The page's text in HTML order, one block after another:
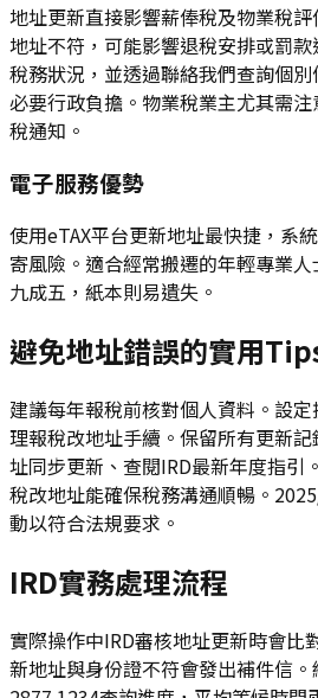
地址更新直接影響薪俸稅及物業稅
地址不符，可能影響退稅安排或罰
稅務狀況，並透過聯絡我們查詢個
必要行政負擔。物業稅業主尤其需
稅通知。
電子服務優勢
使用eTAX平台更新地址最快捷，系
寄風險。適合經常搬遷的年輕專業
九成五，紙本則易遺失。
避免地址錯誤的實用
建議每年報稅前核對個人資料。設
理報稅改地址手續。保留所有更新
址同步更新、查閱IRD最新年度指引
稅改地址能確保稅務溝通順暢。
動以符合法規要求。
IRD實務處理流程
實際操作中IRD審核地址更新時會
新地址與身份證不符會發出補件信